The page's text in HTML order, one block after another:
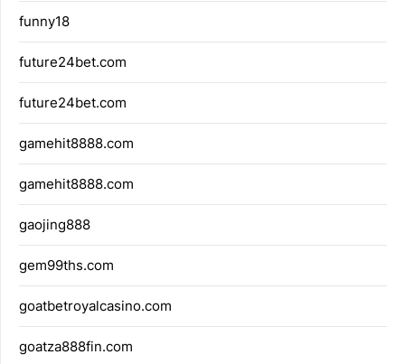
funny18
future24bet.com
future24bet.com
gamehit8888.com
gamehit8888.com
gaojing888
gem99ths.com
goatbetroyalcasino.com
goatza888fin.com